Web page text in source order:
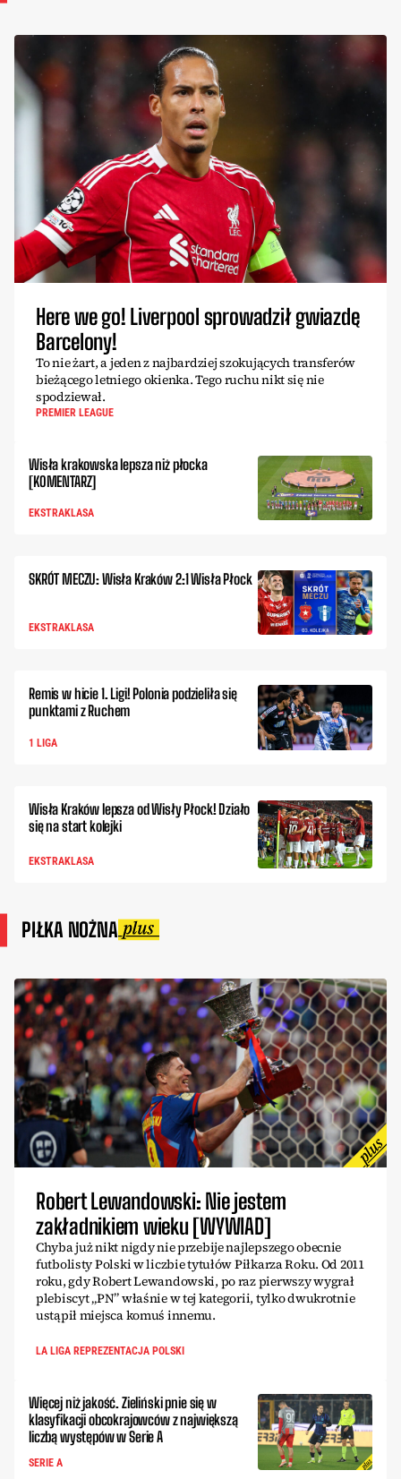
Here we go! Liverpool sprowadził gwiazdę
Barcelony!
To nie żart, a jeden z najbardziej szokujących transferów
bieżącego letniego okienka. Tego ruchu nikt się nie
spodziewał.
PREMIER LEAGUE
Wisła krakowska lepsza niż płocka
[KOMENTARZ]
EKSTRAKLASA
SKRÓT MECZU: Wisła Kraków 2:1 Wisła Płock
EKSTRAKLASA
Remis w hicie 1. Ligi! Polonia podzieliła się
punktami z Ruchem
1 LIGA
Wisła Kraków lepsza od Wisły Płock! Działo
się na start kolejki
EKSTRAKLASA
PIŁKA NOŻNA
Robert Lewandowski: Nie jestem
zakładnikiem wieku [WYWIAD]
Chyba już nikt nigdy nie przebije najlepszego obecnie
futbolisty Polski w liczbie tytułów Piłkarza Roku. Od 2011
roku, gdy Robert Lewandowski, po raz pierwszy wygrał
plebiscyt „PN” właśnie w tej kategorii, tylko dwukrotnie
ustąpił miejsca komuś innemu.
LA LIGA REPREZENTACJA POLSKI
Więcej niż jakość. Zieliński pnie się w
klasyfikacji obcokrajowców z największą
liczbą występów w Serie A
SERIE A